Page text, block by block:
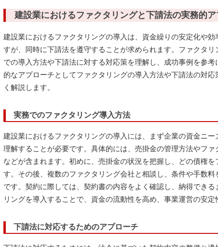
建設業におけるファクタリングと下請法の実務的
建設業におけるファクタリングの導入は、資金繰りの安定化や
すが、同時に下請法を遵守することが求められます。ファクタ
での導入方法や下請法に対する対応策を理解し、成功事例を参
的なアプローチとしてファクタリングの導入方法や下請法の対
く解説します。
実務でのファクタリング導入方法
建設業におけるファクタリングの導入には、まず企業の資金ニ
理解することが必要です。具体的には、売掛金の管理方法やフ
などが含まれます。初めに、売掛金の状況を把握し、どの債権
す。その後、複数のファクタリング会社と相談し、条件や手数
です。契約に際しては、契約書の内容をよく確認し、納得でき
リングを導入することで、資金の流動性を高め、事業運営の安
下請法に対応するためのアプローチ